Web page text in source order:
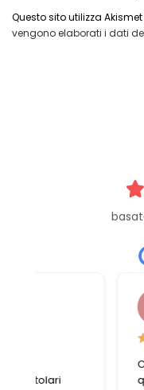
Questo sito utilizza
vengono elaborati i dati
15
Competenza e
questo negozio